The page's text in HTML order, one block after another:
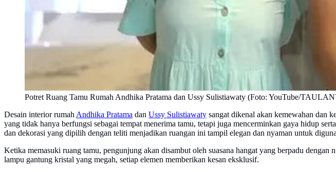
Potret Ruang Tamu Rumah Andhika Pratama dan Ussy Sulistiawaty (Foto: YouTube/
Desain interior rumah Andhika Pratama dan Ussy Sulistiawaty sangat dikenal akan kemewahan dan
yang tidak hanya berfungsi sebagai tempat menerima tamu, tetapi juga mencerminkan gaya hidup
dan dekorasi yang dipilih dengan teliti menjadikan ruangan ini tampil elegan dan nyaman untuk
Ketika memasuki ruang tamu, pengunjung akan disambut oleh suasana hangat yang berpadu
lampu gantung kristal yang megah, setiap elemen memberikan kesan eksklusif.